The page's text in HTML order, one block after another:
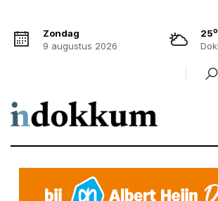
Zondag
9 augustus 2026
25o